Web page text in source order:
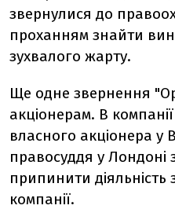
звернулися до
проханням знайти
зухвалого жарту.
Ще одне звернення
акціонерам. В
власного акціонера у
правосуддя у Лондоні
припинити діяльність
компанії.